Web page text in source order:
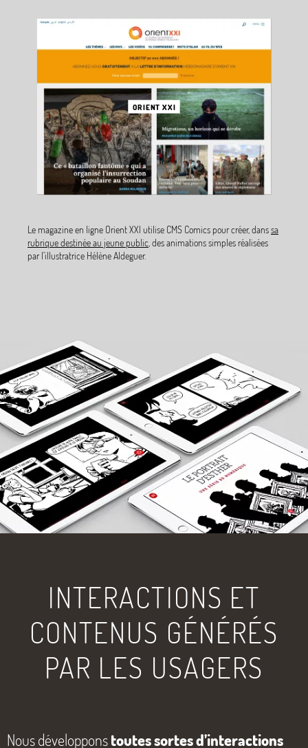
ORIENT XXI
Le magazine en ligne Orient XXI utilise CMS Comics pour créer, danssa
rubrique destinée au jeune public , des animations simples réalisées
par l’illustratrice Hélène Aldeguer.
INTERACTIONS ET
CONTENUS GÉNÉRÉS
PAR LES USAGERS
Nous développonstoutes sortes d’interactions